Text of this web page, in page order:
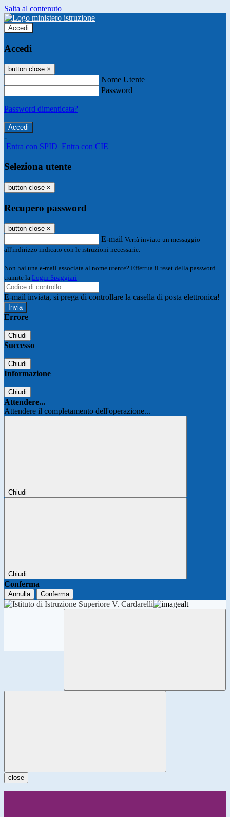
Salta al contenuto
Accedi
Accedi
button close ×
Nome Utente
Password
Password dimenticata?
-
Entra con SPID Entra con CIE
Seleziona utente
button close ×
Recupero password
button close ×
E-mail Verrà inviato un messaggio
all'indirizzo indicato con le istruzioni necessarie.
Non hai una e-mail associata al nome utente? Effettua il reset della password
tramite la Login Spaggiari
E-mail inviata, si prega di controllare la casella di posta elettronica!
Errore
Chiudi
Successo
Chiudi
Informazione
Chiudi
Attendere...
Attendere il completamento dell'operazione...
Chiudi
Chiudi
Conferma
Annulla Conferma
close